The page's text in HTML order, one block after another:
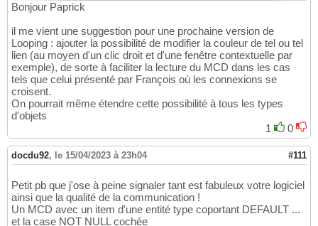
Bonjour Paprick
il me vient une suggestion pour une prochaine version de
Looping : ajouter la possibilité de modifier la couleur de tel ou tel
lien (au moyen d'un clic droit et d'une fenêtre contextuelle par
exemple), de sorte à faciliter la lecture du MCD dans les cas
tels que celui présenté par François où les connexions se
croisent.
On pourrait même étendre cette possibilité à tous les types
d'objets
1
0
docdu92, le 15/04/2023 à 23h04 #111
Petit pb que j'ose à peine signaler tant est fabuleux votre logiciel
ainsi que la qualité de la communication !
Un MCD avec un item d'une entité type coportant DEFAULT ...
et la case NOT NULL cochée